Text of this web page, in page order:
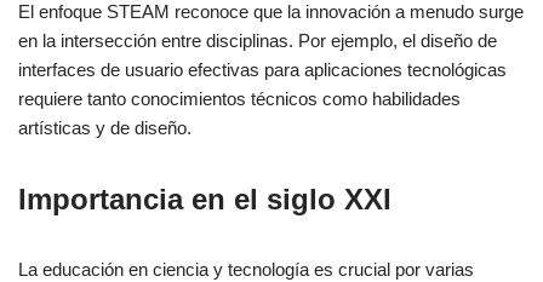
El enfoque STEAM reconoce que la innovación a menudo surge
en la intersección entre disciplinas. Por ejemplo, el diseño de
interfaces de usuario efectivas para aplicaciones tecnológicas
requiere tanto conocimientos técnicos como habilidades
artísticas y de diseño.
Importancia en el siglo XXI
La educación en ciencia y tecnología es crucial por varias